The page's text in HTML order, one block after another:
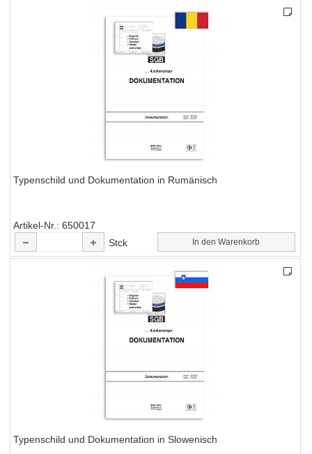
Typenschild und Dokumentation in Rumänisch
Artikel-Nr.
650017
Stck
In den Warenkorb
Typenschild und Dokumentation in Slowenisch